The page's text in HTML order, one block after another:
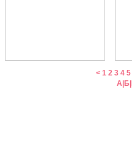
< 1 2 3 4 5
А Б